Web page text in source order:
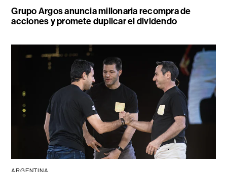
Grupo Argos anuncia millonaria recompra de
acciones y promete duplicar el dividendo